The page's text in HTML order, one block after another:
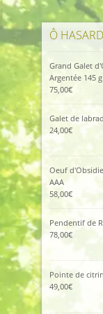
Ô HASARD
Grand Galet
Argentée 145 g
75,00€
Galet de
24,00€
Oeuf
AAA
58,00€
Pendentif de
78,00€
Pointe de
49,00€